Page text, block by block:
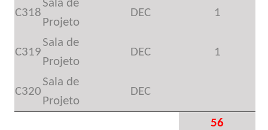
C318
Sala de
Projeto
DEC 1
C319
Sala de
Projeto
DEC 1
C320
Sala de
Projeto
DEC
56